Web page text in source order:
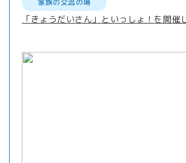
家族の交流の場
「きょうだいさん」といっしょ！を開催